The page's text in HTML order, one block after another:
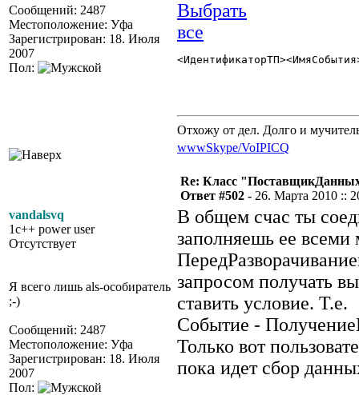
Сообщений: 2487
Местоположение: Уфа
Зарегистрирован: 18. Июля
2007
Пол:
Отхожу от дел. Долго и
wwwSkype/VoIPICQ
vandalsvq
1c++ power user
Отсутствует
Я всего лишь als-особиратель
;-)
Сообщений: 2487
Местоположение: Уфа
Зарегистрирован: 18. Июля
2007
Пол:
Re: Класс
Ответ #502 - 26. Марта 2010 ::
В общем счас ты
заполняешь ее
запросом получать
ставить условие. Т.е.
Событие -
Только вот
пока идет сбор